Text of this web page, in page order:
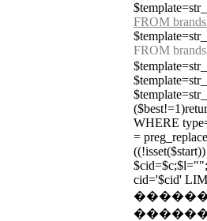
FROM
FROM
WHERE
=
cid='$cid'